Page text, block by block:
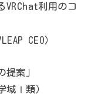
VRChat利用のコ
CEO）
提案」
域Ⅰ類）